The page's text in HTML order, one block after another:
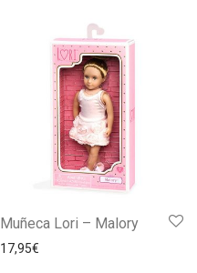
Muñeca Lori – Malory
17,95€